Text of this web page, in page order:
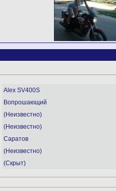
Alex SV400S
Вопрошающий
(Неизвестно)
(Неизвестно)
Саратов
(Неизвестно)
(Скрыт)